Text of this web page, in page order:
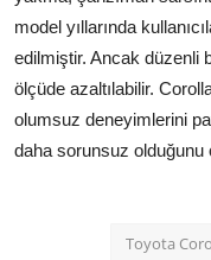
model yıllarında
edilmiştir. Ancak düzenli
ölçüde azaltılabilir.
olumsuz deneyimlerini
daha sorunsuz olduğunu
Toyota